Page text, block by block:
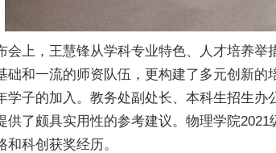
会上，王慧锋从学科专业特色、人才培养
础和一流的师资队伍，更构建了多元创新
学子的加入。教务处副处长、本科生招生
供了颇具实用性的参考建议。物理学院
科创获奖经历。